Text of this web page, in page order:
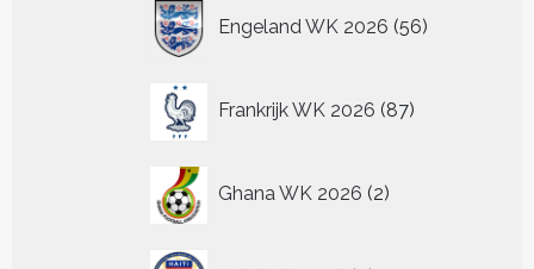
Engeland WK 2026 56
producten
Frankrijk WK 2026 87
producten
Ghana WK 2026 2
producten